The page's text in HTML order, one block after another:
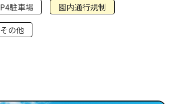
P4駐車場
園内通行規制
その他